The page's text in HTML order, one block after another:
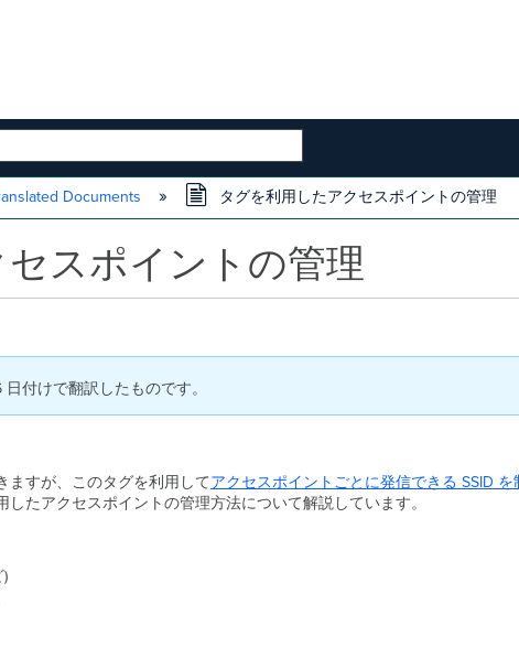
HIERARCHY
Documents タグを利用したアクセスポイントの管理
スポイントの管理
付けで翻訳したものです。
ますが、このタグを利用してアクセスポイントごとに発信できる SSID を
たアクセスポイントの管理方法について解説しています。